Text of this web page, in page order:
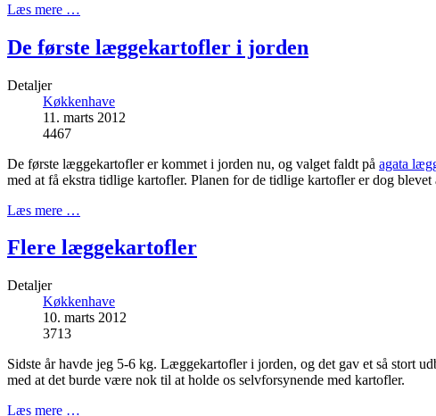
Læs mere …
De første læggekartofler i jorden
Detaljer
Køkkenhave
11. marts 2012
4467
De første læggekartofler er kommet i jorden nu, og valget faldt på agata
med at få ekstra tidlige kartofler. Planen for de tidlige kartofler er dog
Læs mere …
Flere læggekartofler
Detaljer
Køkkenhave
10. marts 2012
3713
Sidste år havde jeg 5-6 kg. Læggekartofler i jorden, og det gav et så stort
med at det burde være nok til at holde os selvforsynende med kartofler.
Læs mere …